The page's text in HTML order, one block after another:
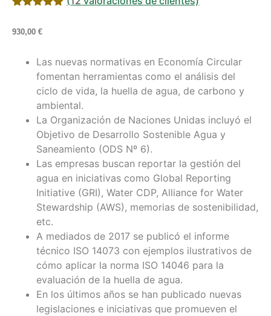
5 en base
de clientes
930,00 €
Las nuevas normativas en Economía Circular
fomentan herramientas como el análisis del
ciclo de vida, la huella de agua, de carbono y
ambiental.
La Organización de Naciones Unidas incluyó el
Objetivo de Desarrollo Sostenible Agua y
Saneamiento (ODS Nº 6).
Las empresas buscan reportar la gestión del
agua en iniciativas como Global Reporting
Initiative (GRI), Water CDP, Alliance for Water
Stewardship (AWS), memorias de sostenibilidad,
etc.
A mediados de 2017 se publicó el informe
técnico ISO 14073 con ejemplos ilustrativos de
cómo aplicar la norma ISO 14046 para la
evaluación de la huella de agua.
En los últimos años se han publicado nuevas
legislaciones e iniciativas que promueven el